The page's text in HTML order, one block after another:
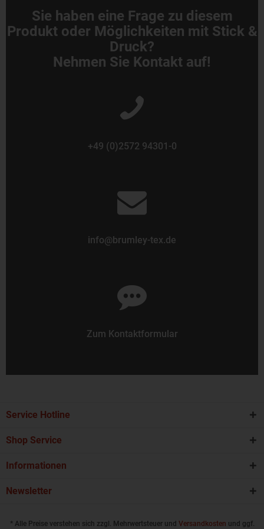
Sie haben eine Frage zu diesem
Produkt oder Möglichkeiten mit Stick &
Druck?
Nehmen Sie Kontakt auf!
+49 (0)2572 94301-0
info@brumley-tex.de
Zum Kontaktformular
Service Hotline
Shop Service
Informationen
Newsletter
* Alle Preise verstehen sich zzgl. Mehrwertsteuer und Versandkosten und ggf.